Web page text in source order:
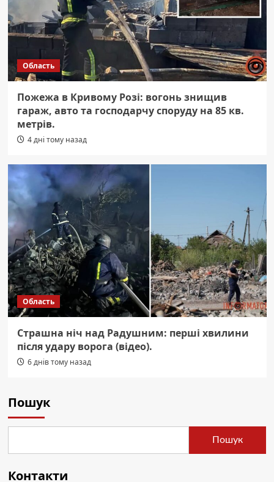
Область
Пожежа в Кривому Розі: вогонь знищив
гараж, авто та господарчу споруду на 85 кв.
метрів.
4 дні тому назад
Область
Страшна ніч над Радушним: перші хвилини
після удару ворога (відео).
6 днів тому назад
Пошук
Пошук
Контакти